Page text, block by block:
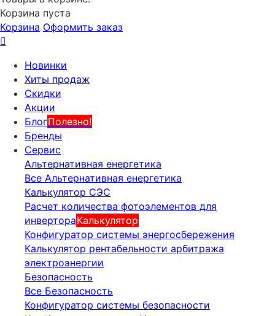
Корзина пуста
Корзина Оформить заказ
Новинки
Хиты продаж
Скидки
Акции
БлогПолезно!
Бренды
Сервис
Альтернативная енергетика
Все Альтернативная енергетика
Калькулятор СЭС
Расчет количества фотоэлементов для
инвертораКалькулятор
Конфигуратор системы энергосбережения
Калькулятор рентабельности арбитража
электроэнергии
Безопасность
Все Безопасность
Конфигуратор системы безопасности